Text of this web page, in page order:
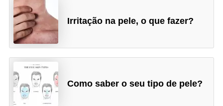
Irritação na pele, o que fazer?
Como saber o seu tipo de pele?
R
o
u
p
s